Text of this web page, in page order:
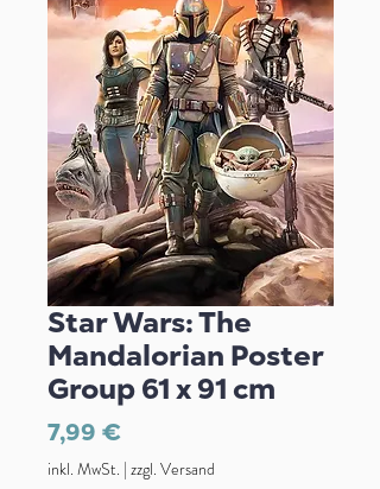
Star Wars: The
Mandalorian Poster
Group 61 x 91 cm
7,99 €Preis
inkl. MwSt. | zzgl. Versand